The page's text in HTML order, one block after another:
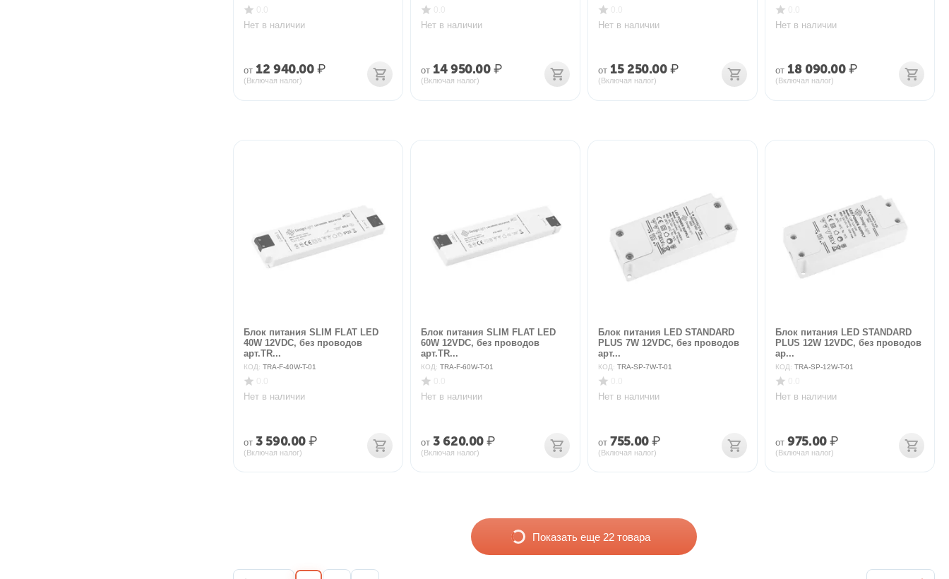
Нет в наличии
от 12 940.00₽
(Включая налог)
Нет в наличии
от 14 950.00₽
(Включая налог)
Нет в наличии
от 15 250.00₽
(Включая налог)
Нет в наличии
от 18 090.00₽
(Включая налог)
Блок питания SLIM FLAT LED
40W 12VDC, без проводов
арт.TR...
КОД: TRA-F-40W-T-01
Нет в наличии
от 3 590.00₽
(Включая налог)
Блок питания SLIM FLAT LED
60W 12VDC, без проводов
арт.TR...
КОД: TRA-F-60W-T-01
Нет в наличии
от 3 620.00₽
(Включая налог)
Блок питания LED STANDARD
PLUS 7W 12VDC, без проводов
арт...
КОД: TRA-SP-7W-T-01
Нет в наличии
от 755.00₽
(Включая налог)
Блок питания LED STANDARD
PLUS 12W 12VDC, без проводов
ар...
КОД: TRA-SP-12W-T-01
Нет в наличии
от 975.00₽
(Включая налог)
Показать еще 22 товара